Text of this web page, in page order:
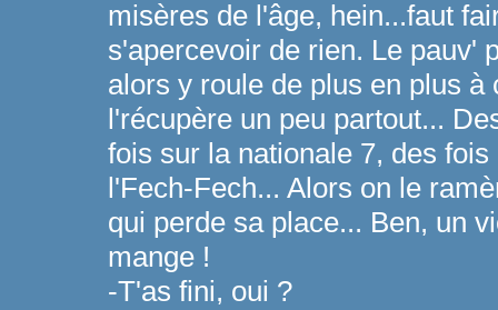
misères de l'âge, hein...faut
s'apercevoir de rien. Le pauv'
alors y roule de plus en plus à
l'récupère un peu partout...
fois sur la nationale 7, des
l'Fech-Fech... Alors on le
qui perde sa place... Ben, un
mange !
-T'as fini, oui ?